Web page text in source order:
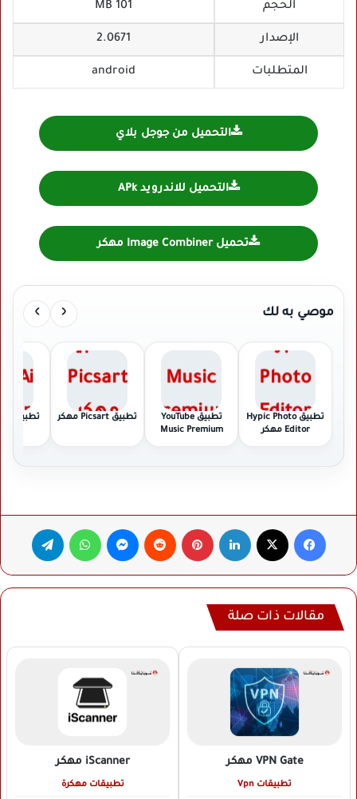
الحجم 101 MB
الإصدار 2.0671
المتطلبات android
التحميل من جوجل بلاي
التحميل للاندرويد APk
تحميل Image Combiner مهكر
موصي به لك ‹
›
تطبيق Hypic Photo
Editor مهكر
تطبيق YouTube
Music Premium
تطبيق Picsart مهكر
فيسبوك لينكدإن بينتيريست ماسنجر واتساب
مقالات ذات صلة
VPN Gate مهكر
تطبيقات Vpn
iScanner مهكر
تطبيقات مهكرة